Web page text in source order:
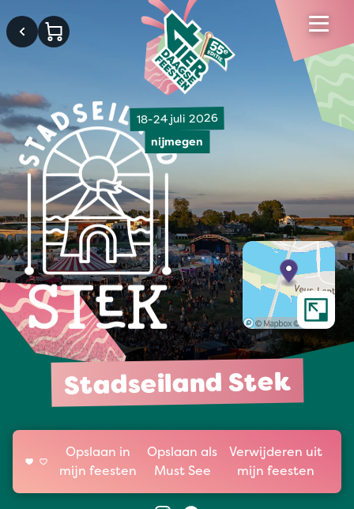
18-24 juli 2026
nijmegen
Stadseiland Stek
Opslaan in
mijn feesten
Opslaan als
Must See
Verwijderen uit
mijn feesten